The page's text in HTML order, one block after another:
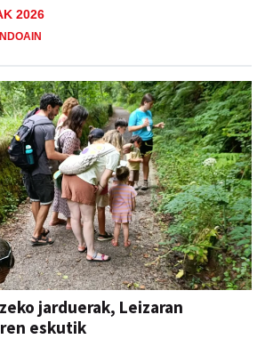
2026
jarduerak, Leizaran
eskutik